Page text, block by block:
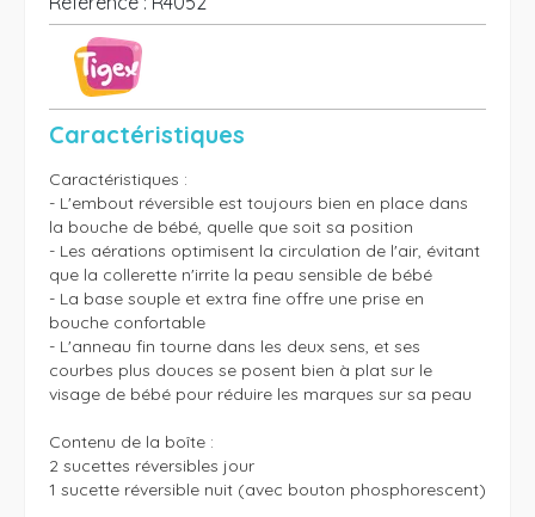
Caractéristiques
Caractéristiques :
- L'embout réversible est toujours bien en place dans
la bouche de bébé, quelle que soit sa position
- Les aérations optimisent la circulation de l'air, évitant
que la collerette n'irrite la peau sensible de bébé
- La base souple et extra fine offre une prise en
bouche confortable
- L'anneau fin tourne dans les deux sens, et ses
courbes plus douces se posent bien à plat sur le
visage de bébé pour réduire les marques sur sa peau
Contenu de la boîte :
2 sucettes réversibles jour
1 sucette réversible nuit (avec bouton phosphorescent)